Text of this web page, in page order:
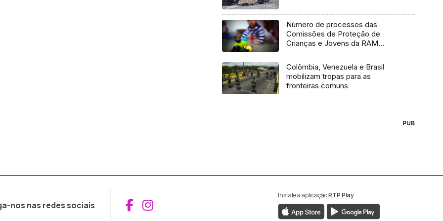
Número de processos das
Comissões de Proteção de
Crianças e Jovens da RAM
Colômbia, Venezuela e Brasil
mobilizam tropas para as
fronteiras comuns
PUB
nos nas redes sociais Aceder ao Facebook da RTP Madeira
Aceder ao Instagram da RTP Madeira
Instale a aplicaçãoRTP Play